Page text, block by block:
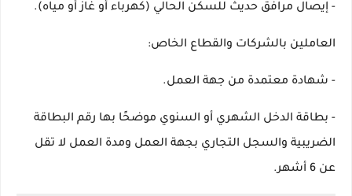
- إيصال مرافق حديث للسكن الحالي (كهرباء أو غاز أو مياه).
العاملين بالشركات والقطاع الخاص:
- شهادة معتمدة من جهة العمل.
- بطاقة الدخل الشهري أو السنوي موضحًا بها رقم البطاقة
الضريبية والسجل التجاري بجهة العمل ومدة العمل لا تقل
عن 6 أشهر.